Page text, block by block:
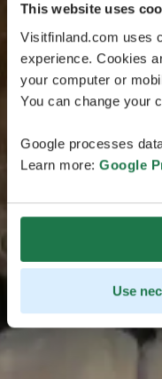
This website uses
Visitfinland.com uses
experience. Cookies
your computer or
You can change your
Google processes
Learn more: Google
Use